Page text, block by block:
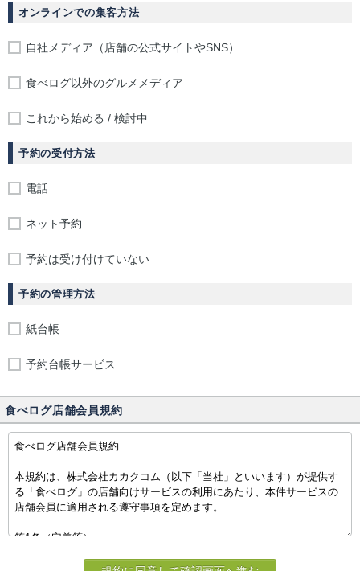
オンラインでの集客方法
自社メディア（店舗の公式サイトやSNS）
食べログ以外のグルメメディア
これから始める / 検討中
予約の受付方法
電話
ネット予約
予約は受け付けていない
予約の管理方法
紙台帳
予約台帳サービス
食べログ店舗会員規約